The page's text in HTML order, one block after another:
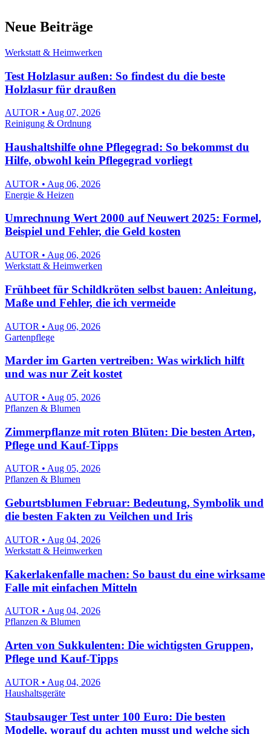
Neue Beiträge
Werkstatt & Heimwerken
Test Holzlasur außen: So findest du die beste
Holzlasur für draußen
AUTOR • Aug 07, 2026
Reinigung & Ordnung
Haushaltshilfe ohne Pflegegrad: So bekommst du
Hilfe, obwohl kein Pflegegrad vorliegt
AUTOR • Aug 06, 2026
Energie & Heizen
Umrechnung Wert 2000 auf Neuwert 2025: Formel,
Beispiel und Fehler, die Geld kosten
AUTOR • Aug 06, 2026
Werkstatt & Heimwerken
Frühbeet für Schildkröten selbst bauen: Anleitung,
Maße und Fehler, die ich vermeide
AUTOR • Aug 06, 2026
Gartenpflege
Marder im Garten vertreiben: Was wirklich hilft
und was nur Zeit kostet
AUTOR • Aug 05, 2026
Pflanzen & Blumen
Zimmerpflanze mit roten Blüten: Die besten Arten,
Pflege und Kauf-Tipps
AUTOR • Aug 05, 2026
Pflanzen & Blumen
Geburtsblumen Februar: Bedeutung, Symbolik und
die besten Fakten zu Veilchen und Iris
AUTOR • Aug 04, 2026
Werkstatt & Heimwerken
Kakerlakenfalle machen: So baust du eine wirksame
Falle mit einfachen Mitteln
AUTOR • Aug 04, 2026
Pflanzen & Blumen
Arten von Sukkulenten: Die wichtigsten Gruppen,
Pflege und Kauf-Tipps
AUTOR • Aug 04, 2026
Haushaltsgeräte
Staubsauger Test unter 100 Euro: Die besten
Modelle, worauf du achten musst und welche sich